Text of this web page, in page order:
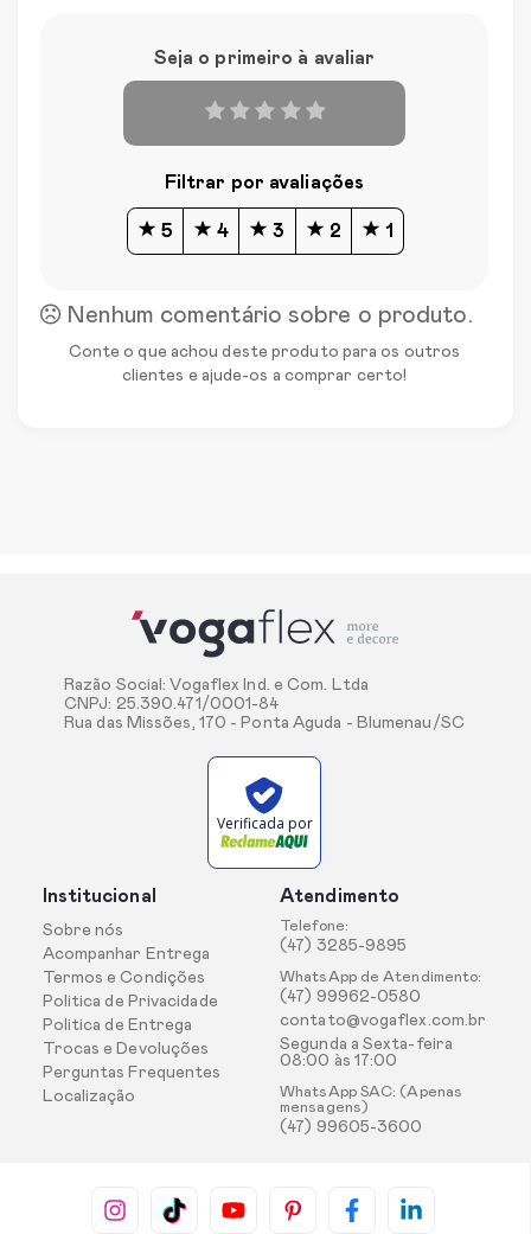
Seja o primeiro à avaliar
Filtrar por avaliações
5 4 3 2 1
Nenhum comentário sobre o produto.
Conte o que achou deste produto para os outros
clientes e ajude-os a comprar certo!
Razão Social: Vogaflex Ind. e Com. Ltda
CNPJ: 25.390.471/0001-84
Rua das Missões, 170 - Ponta Aguda - Blumenau/SC
Verificada por
Institucional
Sobre nós
Acompanhar Entrega
Termos e Condições
Politica de Privacidade
Politica de Entrega
Trocas e Devoluções
Perguntas Frequentes
Localização
Atendimento
Telefone:
(47) 3285-9895
WhatsApp de Atendimento:
(47) 99962-0580
contato@vogaflex.com.br
Segunda a Sexta-feira
08:00 às 17:00
WhatsApp SAC: (Apenas
mensagens)
(47) 99605-3600